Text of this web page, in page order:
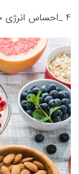
4 _احساس انرژی خواهید کرد: